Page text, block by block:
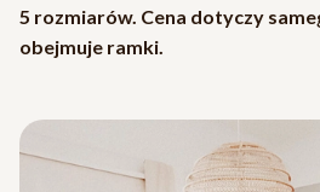
5 rozmiarów. Cena dotyczy
obejmuje ramki.